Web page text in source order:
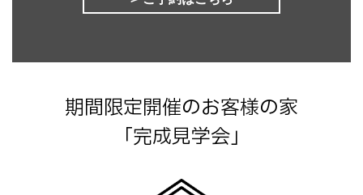
期間限定開催のお客様の家
「完成見学会」